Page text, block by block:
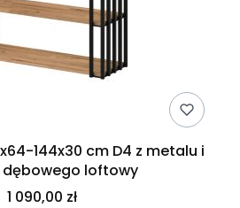
144x30 cm D4 z metalu i
dębowego loftowy
1 090,00 zł